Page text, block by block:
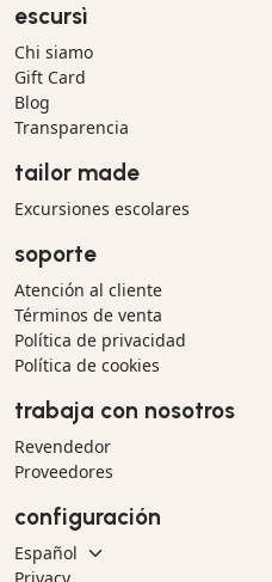
escursì
Chi siamo
Gift Card
Blog
Transparencia
tailor made
Excursiones escolares
soporte
Atención al cliente
Términos de venta
Política de privacidad
Política de cookies
trabaja con nosotros
Revendedor
Proveedores
configuración